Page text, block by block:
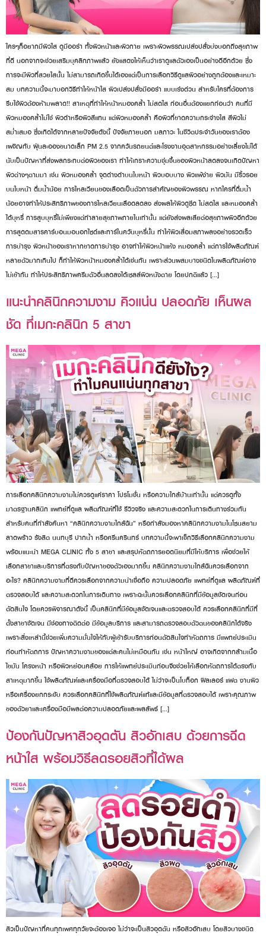
ใครๆก็อยากมีผิวใส ดูมีออร่า ทั้งผิวหน้าและผิวกาย เพราะผิวพรรณเปล่งปลั่งบ่งบอกถึงสุขภาพ
ที่ดี นอกจากจะช่วยเสริมบุคลิกภาพแล้ว ยังแสดงให้เห็นว่าเราดูแลตัวเองเป็นอย่างดีอีกด้วย ซึ่ง
การจะมีผิวที่สวยใสนั้น ไม่สามารถเกิดขึ้นได้เองแต่เป็นการเลือกวิธีดูแลผิวอย่างถูกต้องและเหมาะ
สม บทความนี้จะมาบอกวิธีทำให้หน้าใส ผิวเปล่งปลั่งมีออร่า แบบเร่งด่วน สำหรับใครที่ต้องการ
รีบใช้ผิวต้องห้ามพลาด!! สาเหตุที่ทำให้หน้าหมองคล้ำ ไม่สดใส ก่อนอื่นต้องแยกก่อนว่า คนที่มี
ผิวหมองคล้ำไม่ใช่ ผิวดำหรือผิวสีแทน แต่ผิวหมองคล้ำ คือผิวที่ขาดความกระจ่างใส สีผิวไม่
สม่ำเสมอ ซึ่งเกิดได้จากหลายปัจจัยดังนี้ ปัจจัยภายนอก มลภาวะ ในชีวิตประจำวันของเราต้อง
เผชิญกับ ฝุ่นละอองขนาดเล็ก PM 2.5 จากควันรถยนต์และโรงงานอุตสาหกรรมอย่างเลี่ยงไม่ได้
นับเป็นปัญหาที่ส่งผลกระทบต่อผิวของเรา ทำให้เกราะความชุ่มชื้นของผิวหน้าลดลงจนเกิดปัญหา
ผิวต่างๆตามมา เช่น ผิวหมองคล้ำ จุดด่างดำบนใบหน้า ผิวบอบบาง ผิวแพ้ง่าย ผิวมัน มีริ้วรอย
บนใบหน้า ดื่มน้ำน้อย การไหลเวียนของเลือดเป็นตัวการสำคัญของผิวพรรณ หากใครที่ดื่มน้ำ
น้อยอาจทำให้ประสิทธิภาพของการไหลเวียนเลือดลดลง ส่งผลให้ผิวดูซีด ไม่สดใส และหมองคล้ำ
ได้บุหรี่ การสูบบุหรี่ไม่เพียงแต่ทำลายสุขภาพภายในเท่านั้น แต่ยังส่งผลเสียต่อสุขภาพผิวอีกด้วย
การสูดดมสารคาร์บอนมอนอกไซด์และทาร์ในควันบุหรี่นั้น ทำให้ผิวเสื่อมสภาพลงอย่างรวดเร็ว
การบำรุง ผิวหน้าของเราหากขาดการบำรุง อาจทำให้ผิวหน้าแห้ง หมองคล้ำ แต่การใช้ผลิตภัณฑ์
หลายตัวมากเกินไป ก็ทำให้ผิวหน้าหมองคล้ำได้เช่นกัน เพราะส่วนผสมบางชนิดในผลิตภัณฑ์อาจ
ไม่เข้ากัน ทำให้ประสิทธิภาพครีมตัวอื่นลดลงได้เซลล์ผิวหนังตาย โดยปกติแล้ว […]
แนะนำคลินิกความงาม คิวแน่น ปลอดภัย เห็นผล
ชัด ที่เมกะคลินิก 5 สาขา
การเลือกคลินิกความงามไม่ควรดูแค่ราคา โปรโมชั่น หรือความใกล้บ้านเท่านั้น แต่ควรดูทั้ง
มาตรฐานคลินิก แพทย์ที่ดูแล ผลิตภัณฑ์ที่ใช้ รีวิวจริง และความสะดวกในการเดินทางร่วมกัน
สำหรับคนที่กำลังค้นหา “คลินิกความงามใกล้ฉัน” หรือกำลังมองหาคลินิกความงามในโซนสยาม
ลาดพร้าว รังสิต นนทบุรี ปากน้ำ หรือศรีนครินทร์ บทความนี้จะพาเช็กวิธีเลือกคลินิกความงาม
พร้อมแนะนำ MEGA CLINIC ทั้ง 5 สาขา และสรุปหัตถการยอดนิยมที่มีให้บริการ เพื่อช่วยให้
เลือกสาขาและบริการที่ตรงกับปัญหาของตัวเองมากขึ้น คลินิกความงามใกล้ฉันควรเลือกจาก
อะไร? คลินิกความงามที่ดีควรเลือกจากความน่าเชื่อถือ ความปลอดภัย แพทย์ที่ดูแล ผลิตภัณฑ์ที่
ตรวจสอบได้ และความสะดวกในการเดินทาง เพราะฉะนั้นควรเลือกคลินิกที่มีข้อมูลชัดเจนก่อน
ตัดสินใจ โดยควรพิจารณาดังนี้ เป็นคลินิกที่มีข้อมูลชัดเจนและตรวจสอบได้ ควรเลือกคลินิกที่มีที่
ตั้งสาขาชัดเจน มีช่องทางติดต่อ มีข้อมูลบริการ และสามารถตรวจสอบตัวตนของคลินิกได้จริง
เพราะสิ่งเหล่านี้ช่วยเพิ่มความมั่นใจให้กับผู้เข้ารับบริการก่อนตัดสินใจทำหัตถการ มีแพทย์ประเมิน
ก่อนทำหัตถการ ปัญหาความงามของแต่ละคนไม่เหมือนกัน เช่น หน้าใหญ่ อาจเกิดจากกล้ามเนื้อ
ไขมัน โครงหน้า หรือผิวหย่อนคล้อย การให้แพทย์ประเมินก่อนจึงช่วยให้เลือกหัตถการได้ตรงกับ
สาเหตุมากขึ้น ใช้ผลิตภัณฑ์และเครื่องมือที่ตรวจสอบได้ ไม่ว่าจะเป็นโบท็อก ฟิลเลอร์ แฟต งานผิว
หรือเครื่องยกกระชับ ควรเลือกคลินิกที่ใช้ผลิตภัณฑ์แท้และมีข้อมูลที่ตรวจสอบได้ เพราะคุณภาพ
ของตัวยาและเครื่องมือมีผลต่อความปลอดภัยและผลลัพธ์ […]
ป้องกันปัญหาสิวอุดตัน สิวอักเสบ ด้วยการฉีด
หน้าใส พร้อมวิธีลดรอยสิวที่ได้ผล
สิวเป็นปัญหาที่คนทุกเพศทุกวัยจะต้องเจอ ไม่ว่าจะเป็นสิวอุดตัน หรือสิวอักเสบ โดยสิวบางชนิด